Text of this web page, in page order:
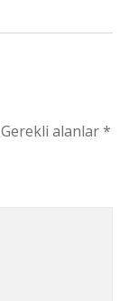
Gerekli alanlar*